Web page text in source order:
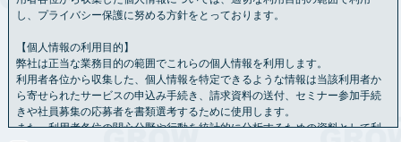
し、プライバシー保護に努める方針をとっております。
【個人情報の利用目的】
弊社は正当な業務目的の範囲でこれらの個人情報を利用します。
利用者各位から収集した、個人情報を特定できるような情報は当該利用者か
ら寄せられたサービスの申込み手続き、請求資料の送付、セミナー参加手続
きや社員募集の応募者を書類選考するために使用します。
また、利用者各位の関心分野や行動を統計的に分析するための資料として利